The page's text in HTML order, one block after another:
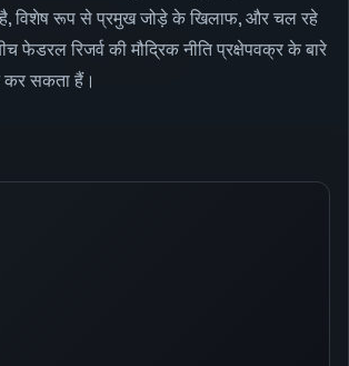
विशेष रूप से प्रमुख जोड़े के खिलाफ, और चल रहे
रिजर्व की मौद्रिक नीति प्रक्षेपवक्र के बारे
कर सकता हैं।